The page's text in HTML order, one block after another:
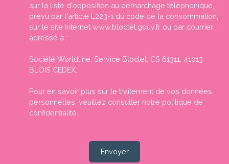
sur la liste d'opposition au démarchage téléphonique,
prévu par l'article L223-1 du code de la consommation,
sur le site Internet www.bloctel.gouv.fr ou par courrier
adressé à :
Société Worldline, Service Bloctel, CS 61311, 41013
BLOIS CEDEX.
Pour en savoir plus sur le traitement de vos données
personnelles, veuillez consulter notre politique de
confidentialité
Envoyer